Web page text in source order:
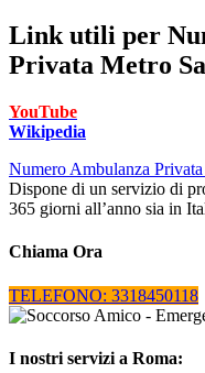
Link utili per
Privata Metro
YouTube
Wikipedia
Numero Ambulanza
Dispone di un servizio di
365 giorni all’anno sia in
Chiama Ora
TELEFONO: 3318450118
I nostri servizi a Roma: